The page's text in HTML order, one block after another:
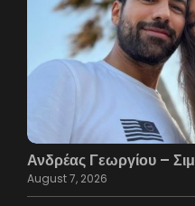
Ανδρέας Γεωργίου –
August 7, 2026